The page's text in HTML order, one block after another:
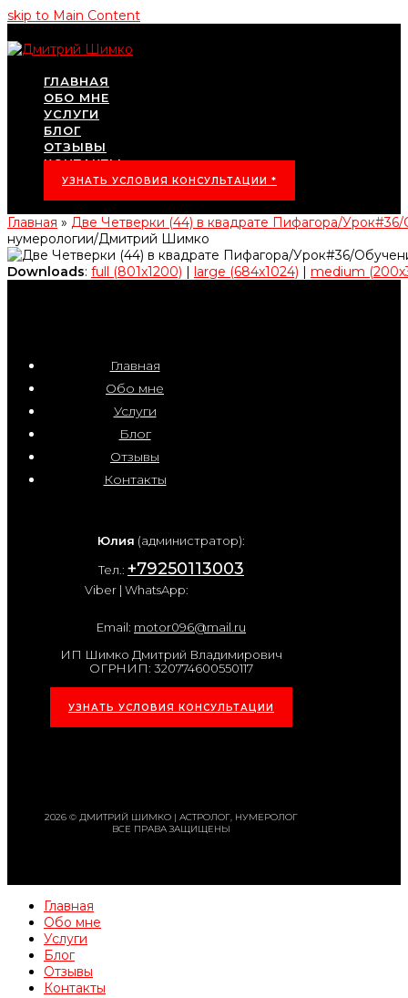
skip to Main Content
ГЛАВНАЯ
ОБО МНЕ
УСЛУГИ
БЛОГ
ОТЗЫВЫ
КОНТАКТЫ
УЗНАТЬ УСЛОВИЯ КОНСУЛЬТАЦИИ *
Главная » Две Четверки (44) в квадрате Пифагора/
нумерологии/Дмитрий Шимко
Downloads: full (801x1200) | large (684x1024) | medium
Главная
Обо мне
Услуги
Блог
Отзывы
Контакты
Юлия (администратор):
Тел.: +79250113003
Viber | WhatsApp:
Email: motor096@mail.ru
ИП Шимко Дмитрий Владимирович
ОГРНИП: 320774600550117
УЗНАТЬ УСЛОВИЯ КОНСУЛЬТАЦИИ
2026 © ДМИТРИЙ ШИМКО | АСТРОЛОГ, НУМЕРОЛОГ
ВСЕ ПРАВА ЗАЩИЩЕНЫ
Главная
Обо мне
Услуги
Блог
Отзывы
Контакты